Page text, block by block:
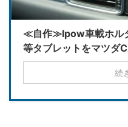
≪自作≫Ipow車載ホル
等タブレットをマツダ
続